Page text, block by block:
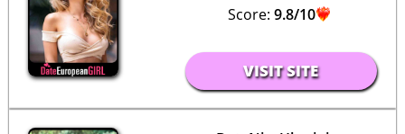
Score: 9.8/10
VISIT SITE